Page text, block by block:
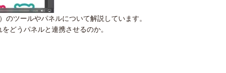
ツールやパネルについて解説しています。
どうパネルと連携させるのか。